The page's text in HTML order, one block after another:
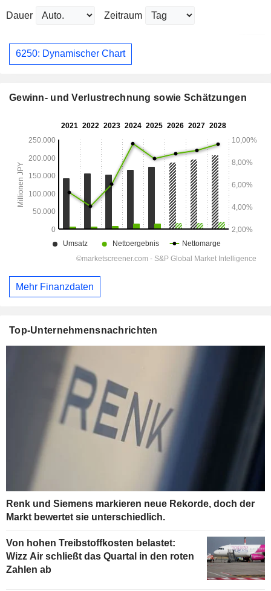
Dauer Zeitraum
6250: Dynamischer Chart
Gewinn- und Verlustrechnung sowie Schätzungen
Mehr Finanzdaten
Top-Unternehmensnachrichten
Renk und Siemens markieren neue Rekorde, doch der
Markt bewertet sie unterschiedlich.
Von hohen Treibstoffkosten belastet:
Wizz Air schließt das Quartal in den roten
Zahlen ab